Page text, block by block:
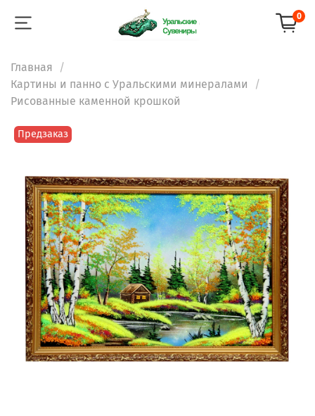
0
Главная
Картины и панно с Уральскими минералами
Рисованные каменной крошкой
Предзаказ